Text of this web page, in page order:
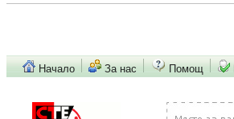
Начало За нас Помощ